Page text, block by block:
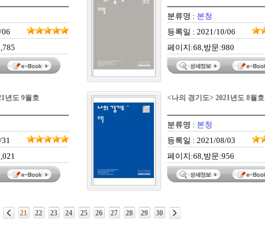
의회소식 81호
2020| 다문화가족 소식지
분류명 : 본청
등록일 : 2021/10/06
페이지:68,방문:980
년도 9월호 <나의 경기도> 2021년도 8월호
분류명 : 본청
등록일 : 2021/08/03
페이지:68,방문:956
21 22 23 24 25 26 27 28 29 30